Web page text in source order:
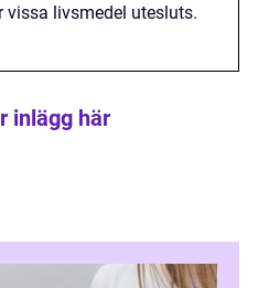
vissa livsmedel utesluts.
inlägg här